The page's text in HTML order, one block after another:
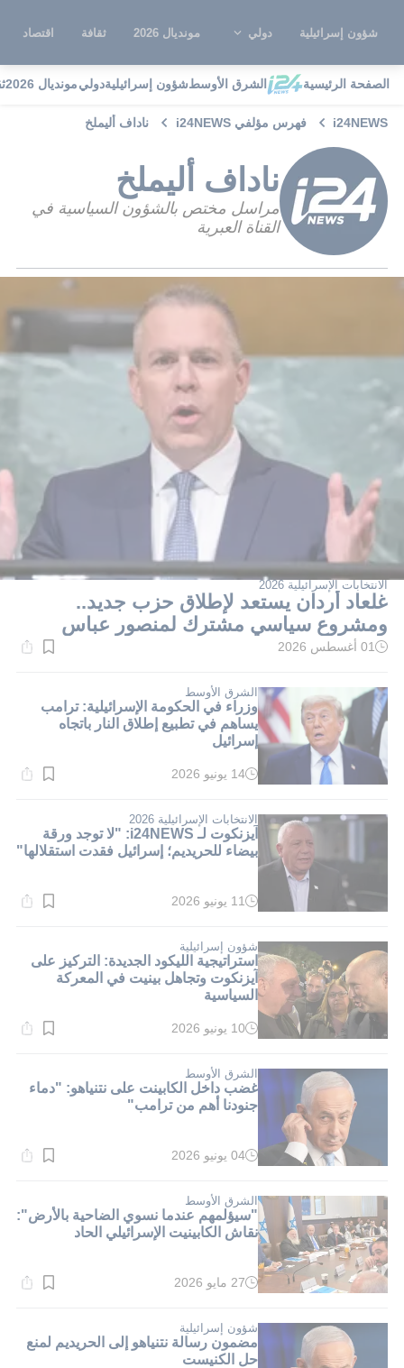
شؤون إسرائيلية دولي مونديال 2026 ثقافة اقتصاد
الصفحة الرئيسية الشرق الأوسطشؤون إسرائيليةدوليمونديال 2026
i24NEWS فهرس مؤلفي i24NEWS ناداف أليملخ
ناداف أليملخ
مراسل مختص بالشؤون السياسية في
القناة العبرية
الانتخابات الإسرائيلية 2026
غلعاد أردان يستعد لإطلاق حزب جديد..
ومشروع سياسي مشترك لمنصور عباس
وقت
دقيقة.
01 أغسطس 2026
الشرق الأوسط
وزراء في الحكومة الإسرائيلية: ترامب
يساهم في تطبيع إطلاق النار باتجاه
إسرائيل
وقت
دقيقة.
14 يونيو 2026
الانتخابات الإسرائيلية 2026
آيزنكوت لـ i24NEWS: "لا توجد ورقة
بيضاء للحريديم؛ إسرائيل فقدت استقلالها"
وقت
دقيقة.
11 يونيو 2026
شؤون إسرائيلية
استراتيجية الليكود الجديدة: التركيز على
آيزنكوت وتجاهل بينيت في المعركة
السياسية
وقت
دقيقة.
10 يونيو 2026
الشرق الأوسط
غضب داخل الكابينت على نتنياهو: "دماء
جنودنا أهم من ترامب"
وقت
دقيقة.
04 يونيو 2026
الشرق الأوسط
"سيؤلمهم عندما نسوي الضاحية بالأرض":
نقاش الكابينيت الإسرائيلي الحاد
وقت
دقيقة.
27 مايو 2026
شؤون إسرائيلية
مضمون رسالة نتنياهو إلى الحريديم لمنع
حل الكنيست